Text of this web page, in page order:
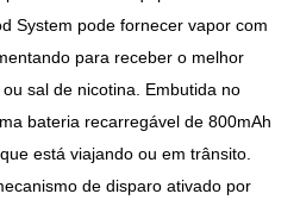
System pode fornecer vapor com
para receber o melhor
sal de nicotina. Embutida no
bateria recarregável de 800mAh
está viajando ou em trânsito.
de disparo ativado por